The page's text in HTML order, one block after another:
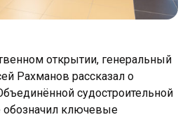
открытии, генеральный
Рахманов рассказал о
судостроительной
обозначил ключевые